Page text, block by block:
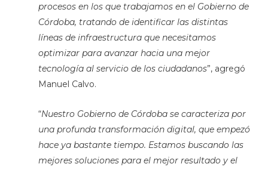
procesos en los que trabajamos en el Gobierno de
Córdoba, tratando de identificar las distintas
líneas de infraestructura que necesitamos
optimizar para avanzar hacia una mejor
tecnología al servicio de los ciudadanos”, agregó
Manuel Calvo.
“Nuestro Gobierno de Córdoba se caracteriza por
una profunda transformación digital, que empezó
hace ya bastante tiempo. Estamos buscando las
mejores soluciones para el mejor resultado y el